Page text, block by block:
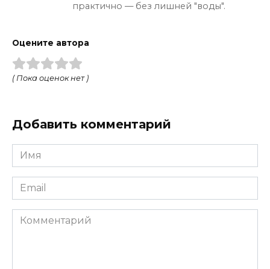
практично — без лишней "воды".
Оцените автора
( Пока оценок нет )
Добавить комментарий
Имя
*
Email
*
Комментарий